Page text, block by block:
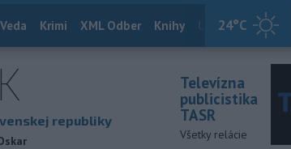
24°C
Veda Krimi XML Odber Knihy Útulkovo
republiky
Televízna
publicistika
TASR
Všetky relácie